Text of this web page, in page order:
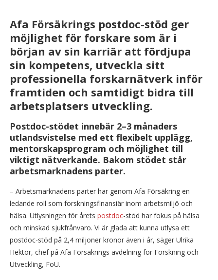
Afa Försäkrings postdoc-stöd ger
möjlighet för forskare som är i
början av sin karriär att fördjupa
sin kompetens, utveckla sitt
professionella forskarnätverk inför
framtiden och samtidigt bidra till
arbetsplatsers utveckling.
Postdoc-stödet innebär 2–3 månaders
utlandsvistelse med ett flexibelt upplägg,
mentorskapsprogram och möjlighet till
viktigt nätverkande. Bakom stödet står
arbetsmarknadens parter.
– Arbetsmarknadens parter har genom Afa Försäkring en
ledande roll som forskningsfinansiär inom arbetsmiljö och
hälsa. Utlysningen för årets postdoc-stöd har fokus på hälsa
och minskad sjukfrånvaro. Vi är glada att kunna utlysa ett
postdoc-stöd på 2,4 miljoner kronor även i år, säger Ulrika
Hektor, chef på Afa Försäkrings avdelning för Forskning och
Utveckling, FoU.